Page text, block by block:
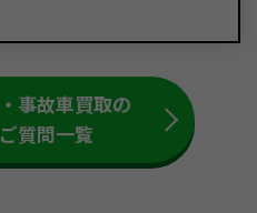
事故車買取の
質問一覧